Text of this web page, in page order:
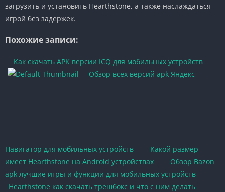
загрузить и установить Hearthstone, а также наслаждаться
игрой без задержек.
Похожие записи:
Как скачать APK версии ICQ для мобильных устройств
Обзор всех версий apk Яндекс
Навигатор для мобильных устройств
Какой размер
имеет Hearthstone на Android устройствах
Обзор Bazon
apk лучшие игры и функции для мобильных устройств
Hearthstone как скачать трешбокс и что с ним делать